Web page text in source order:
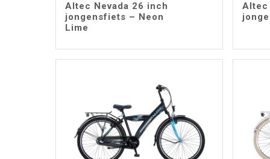
Altec Nevada 26 inch
jongensfiets – Neon
Lime
Altec